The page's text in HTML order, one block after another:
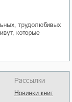
трудолюбивых
которые
Рассылки
Новинки книг